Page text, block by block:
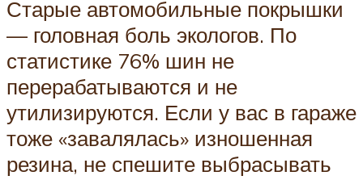
Старые автомобильные покрышки
— головная боль экологов. По
статистике 76% шин не
перерабатываются и не
утилизируются. Если у вас в гараже
тоже «завалялась» изношенная
резина, не спешите выбрасывать